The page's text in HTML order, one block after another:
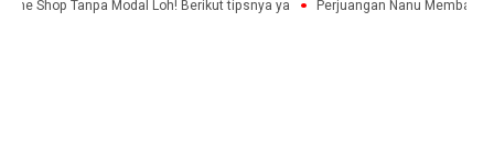
Shop Tanpa Modal Loh! Berikut tipsnya ya Perjuangan Nanu